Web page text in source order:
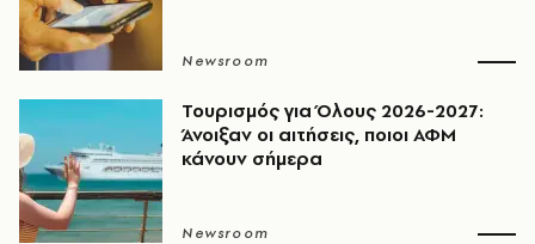
Newsroom
Τουρισμός για Όλους 2026-2027:
Άνοιξαν οι αιτήσεις, ποιοι ΑΦΜ
κάνουν σήμερα
Newsroom